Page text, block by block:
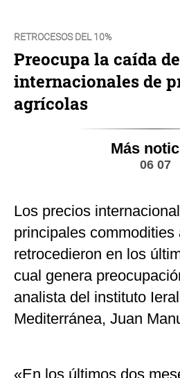
RETROCESOS DEL 10%
Preocupa la caída
internacionales de
agrícolas
Más
06 07
Los precios
principales commodities
retrocedieron en los
cual genera
analista del instituto
Mediterránea, Juan
«En los últimos dos